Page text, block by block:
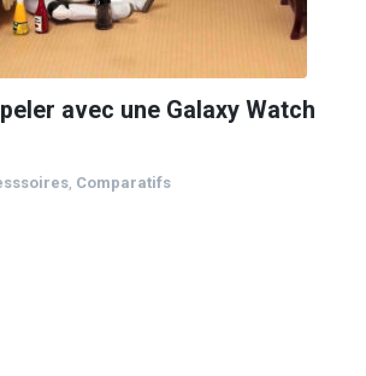
avec une Galaxy Watch
Comparatifs